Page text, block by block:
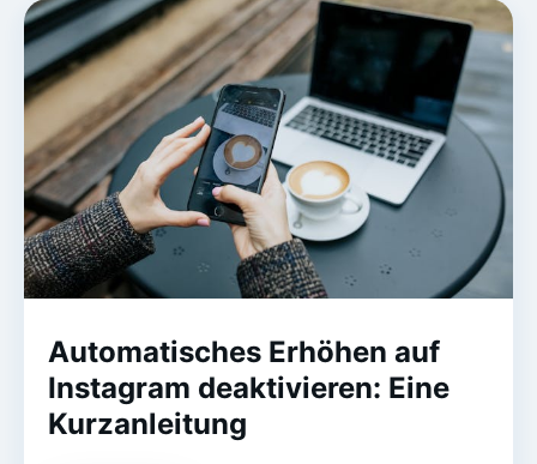
Automatisches Erhöhen auf
Instagram deaktivieren: Eine
Kurzanleitung